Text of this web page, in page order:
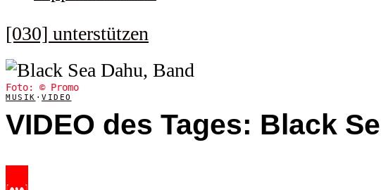
[030] unterstützen
Foto: © Promo
MUSIK · VIDEO
VIDEO des Tages: Black